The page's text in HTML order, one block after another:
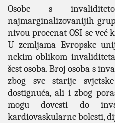
Osobe s
najmarginalizovanijih
nivou procenat OSI se već
U zemljama Evropske
nekim oblikom
šest osoba. Broj osoba s
zbog sve starije
dostignuća, ali i zbog
mogu dovesti do
kardiovaskularne bolesti,